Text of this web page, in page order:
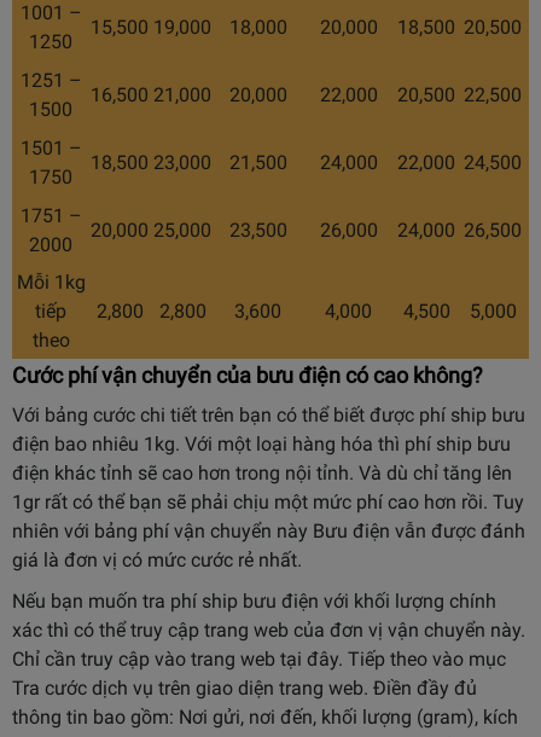
1001 –
1250
15,500 19,000 18,000 20,000 18,500 20,500
1251 –
1500
16,500 21,000 20,000 22,000 20,500 22,500
1501 –
1750
18,500 23,000 21,500 24,000 22,000 24,500
1751 –
2000
20,000 25,000 23,500 26,000 24,000 26,500
Mỗi 1kg
tiếp
theo
2,800 2,800 3,600 4,000 4,500 5,000
Cước phí vận chuyển của bưu điện có cao không?
Với bảng cước chi tiết trên bạn có thể biết được phí ship bưu
điện bao nhiêu 1kg. Với một loại hàng hóa thì phí ship bưu
điện khác tỉnh sẽ cao hơn trong nội tỉnh. Và dù chỉ tăng lên
1gr rất có thể bạn sẽ phải chịu một mức phí cao hơn rồi. Tuy
nhiên với bảng phí vận chuyển này Bưu điện vẫn được đánh
giá là đơn vị có mức cước rẻ nhất.
Nếu bạn muốn tra phí ship bưu điện với khối lượng chính
xác thì có thể truy cập trang web của đơn vị vận chuyển này.
Chỉ cần truy cập vào trang web tại đây. Tiếp theo vào mục
Tra cước dịch vụ trên giao diện trang web. Điền đầy đủ
thông tin bao gồm: Nơi gửi, nơi đến, khối lượng (gram), kích